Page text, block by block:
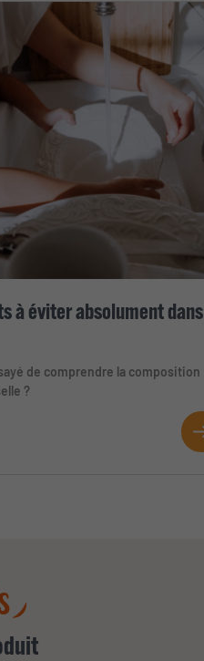
à éviter absolument dans
de comprendre la composition
?